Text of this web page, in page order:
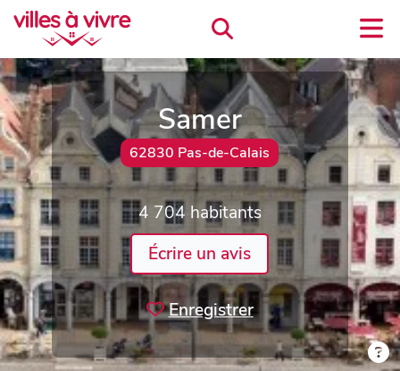
Samer
62830 Pas-de-Calais
4 704 habitants
Écrire un avis
Enregistrer